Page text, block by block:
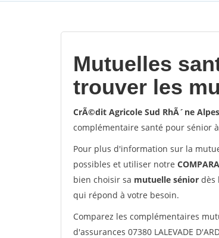
Mutuelles
trouver les
CrÃ©dit Agricole Sud RhÃ´ne
complémentaire santé pour sénior à
Pour plus d'information sur la
possibles et utiliser notre
bien choisir sa mutuelle sénior dès
qui répond à votre besoin.
Comparez les complémentaires
d'assurances 07380 LALEVADE